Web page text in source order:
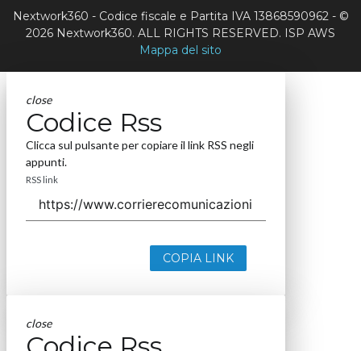
Nextwork360 - Codice fiscale e Partita IVA 13868590962 - ©
2026 Nextwork360. ALL RIGHTS RESERVED. ISP AWS
Mappa del sito
close
Codice Rss
Clicca sul pulsante per copiare il link RSS negli
appunti.
RSS link
COPIA LINK
close